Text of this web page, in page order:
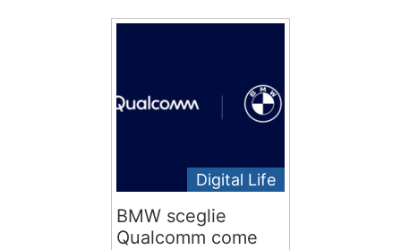
Digital Life
BMW sceglie
Qualcomm come